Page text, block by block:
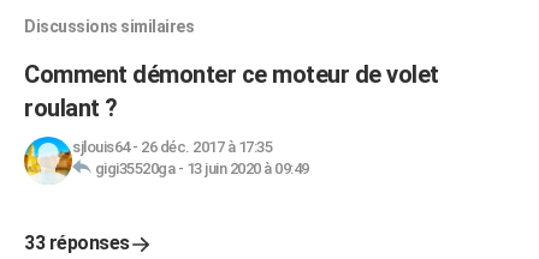
Discussions similaires
Comment démonter ce moteur de volet
roulant ?
sjlouis64- 26 déc. 2017 à 17:35
gigi35520ga- 13 juin 2020 à 09:49
33 réponses